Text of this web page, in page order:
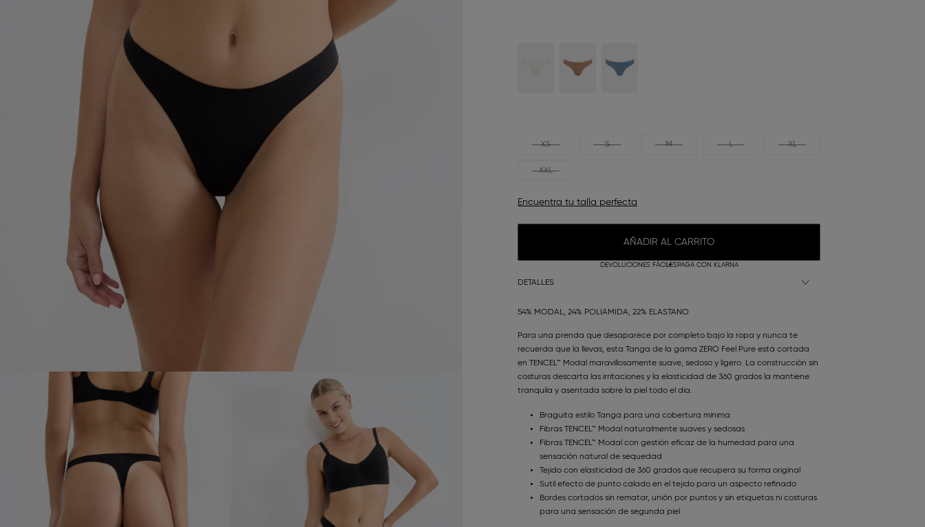
XS S M L XL
XXL
Encuentra tu talla perfecta
AÑADIR AL CARRITO
DEVOLUCIONES FÁCILESPAGA CON KLARNA
DETALLES
54% MODAL, 24% POLIAMIDA, 22% ELASTANO
Para una prenda que desaparece por completo bajo la ropa y nunca te
recuerda que la llevas, esta Tanga de la gama ZERO Feel Pure está cortada
en TENCEL™ Modal maravillosamente suave, sedoso y ligero. La construcción sin
costuras descarta las irritaciones y la elasticidad de 360 grados la mantiene
tranquila y asentada sobre la piel todo el día.
Braguita estilo Tanga para una cobertura mínima
Fibras TENCEL™ Modal naturalmente suaves y sedosas
Fibras TENCEL™ Modal con gestión eficaz de la humedad para una
sensación natural de sequedad
Tejido con elasticidad de 360 grados que recupera su forma original
Sutil efecto de punto calado en el tejido para un aspecto refinado
Bordes cortados sin rematar, unión por puntos y sin etiquetas ni costuras
para una sensación de segunda piel